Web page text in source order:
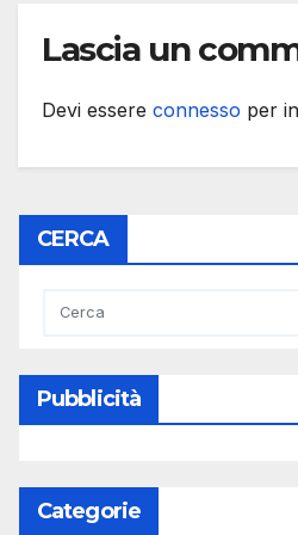
Lascia un
Devi essere connesso per
CERCA
Pubblicità
Categorie